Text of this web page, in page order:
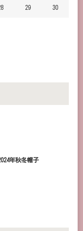
29 30
年秋冬帽子